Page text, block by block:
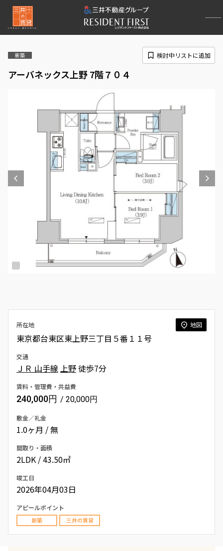
新築
アーバネックス上野 7階７０４
検討中リストに追加
所在地 地図
東京都台東区東上野三丁目５番１１号
交通
ＪＲ 山手線 上野徒歩7分
賃料・管理費・共益費
240,000円 / 20,000円
敷金／礼金
1.0ヶ月 / 無
間取り・面積
2LDK / 43.50㎡
竣工日
2026年04月03日
アピールポイント
新築 三井の賃貸